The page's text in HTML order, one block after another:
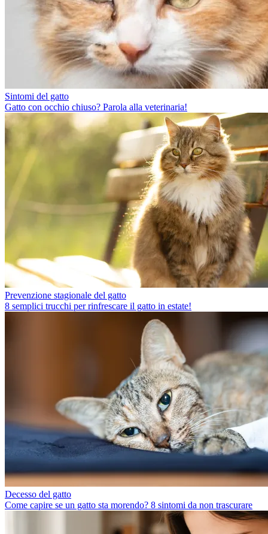
Sintomi del gatto
Gatto con occhio chiuso? Parola alla veterinaria!
Prevenzione stagionale del gatto
8 semplici trucchi per rinfrescare il gatto in estate!
Decesso del gatto
Come capire se un gatto sta morendo? 8 sintomi da non trascurare